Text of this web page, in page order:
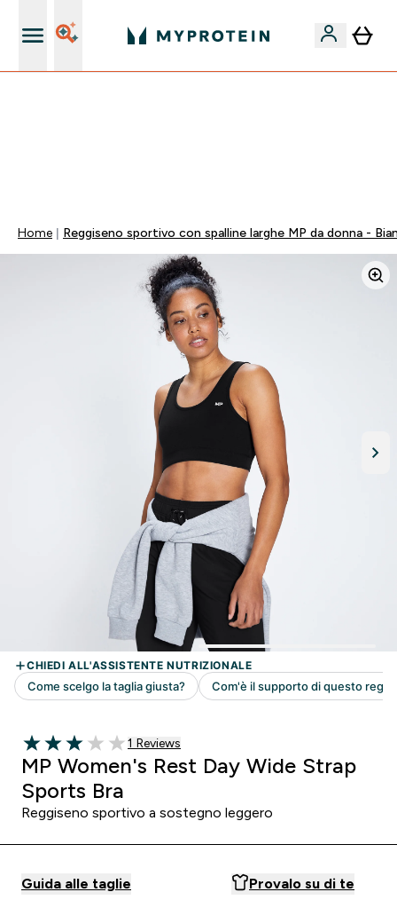
Home Reggiseno sportivo con spalline larghe MP da donna -
3 out of 5 stars
1 customer reviews
1 Reviews
MP Women's Rest Day Wide Strap
Sports Bra
Reggiseno sportivo a sostegno leggero
Guida alle taglie Provalo su di te